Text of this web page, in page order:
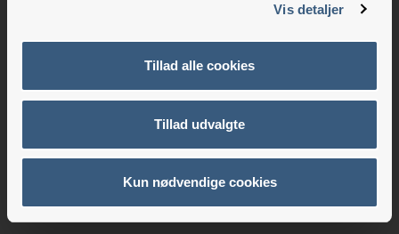
Vis detaljer
Tillad alle cookies
Tillad udvalgte
Kun nødvendige cookies